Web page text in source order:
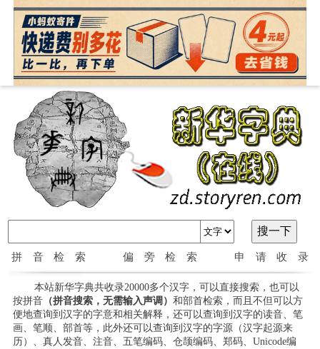
拼音检索 偏旁检索 申请收录
本站新华字典共收录20000多个汉字，可以直接搜索，也可以
按拼音（拼音搜索，无需输入声调） 和部首检索，而且不但可以方
便地查询到汉字的字意和相关解释，还可以查询到汉字的读音、笔
画、笔顺、部首等，此外还可以查询到汉字的字源（汉字起源来
历）、真人发音、注音、五笔编码、仓颉编码、郑码、Unicode编